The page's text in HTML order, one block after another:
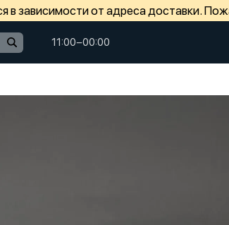
в зависимости от адреса доставки.
11:00−00:00